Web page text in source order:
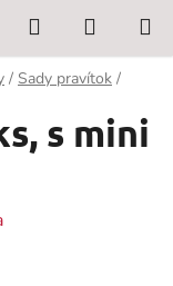
Hľadať
KOŠÍK
/ Sady pravítok /
s mini